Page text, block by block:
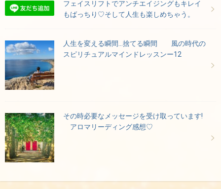
フェイスリフトでアンチエイジングもキレイ
もばっちり♡そして人生も楽しめちゃう。
人生を変える瞬間…捨てる瞬間 風の時代の
スピリチュアルマインドレッスンー12
その時必要なメッセージを受け取っています!
アロマリーディング感想♡